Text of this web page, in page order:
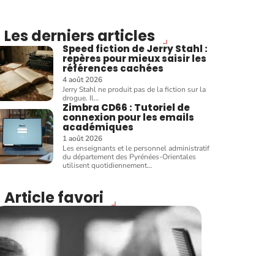
Les derniers articles
Speed fiction de Jerry Stahl :
repères pour mieux saisir les
références cachées
4 août 2026
Jerry Stahl ne produit pas de la fiction sur la
drogue. Il…
Zimbra CD66 : Tutoriel de
connexion pour les emails
académiques
1 août 2026
Les enseignants et le personnel administratif
du département des Pyrénées-Orientales
utilisent quotidiennement…
Article favori